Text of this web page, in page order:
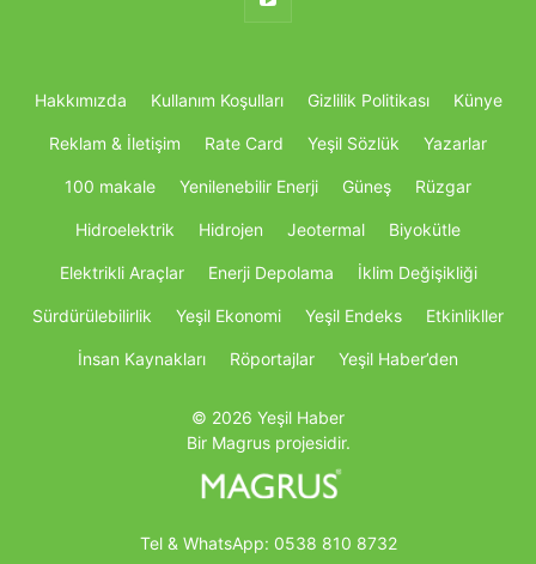
Hakkımızda Kullanım Koşulları Gizlilik Politikası Künye
Reklam & İletişim Rate Card Yeşil Sözlük Yazarlar
100 makale Yenilenebilir Enerji Güneş Rüzgar
Hidroelektrik Hidrojen Jeotermal Biyokütle
Elektrikli Araçlar Enerji Depolama İklim Değişikliği
Sürdürülebilirlik Yeşil Ekonomi Yeşil Endeks Etkinlikller
İnsan Kaynakları Röportajlar Yeşil Haber’den
© 2026 Yeşil Haber
Bir Magrus projesidir.
Tel & WhatsApp: 0538 810 8732